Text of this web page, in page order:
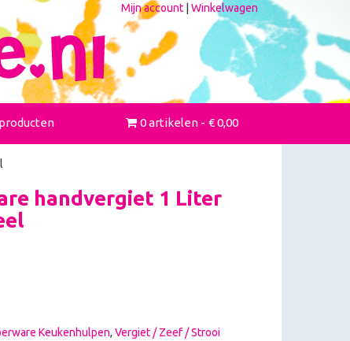
Mijn account Winkelwagen
0 artikelen € 0,00
handvergiet 1 Liter
Keukenhulpen, Vergiet / Zeef / Strooi